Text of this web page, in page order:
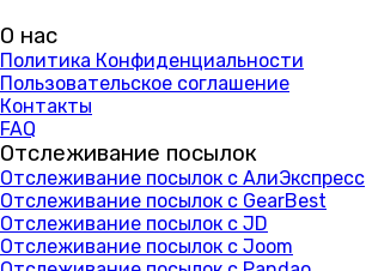
О нас
Политика Конфиденциальности
Пользовательское соглашение
Контакты
FAQ
Отслеживание посылок
Отслеживание посылок с АлиЭкспресс
Отслеживание посылок с GearBest
Отслеживание посылок с JD
Отслеживание посылок с Joom